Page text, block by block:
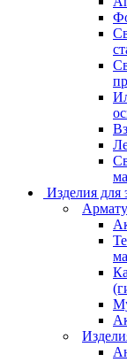
Изделия для